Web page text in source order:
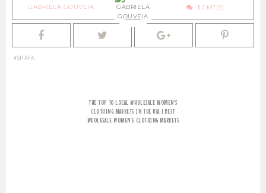
GABRIELA GOUVEIA 1
SHAFA
THE TOP 10 LOCAL WHOLESALE WOMEN'S
CLOTHING MARKETS IN THE USA | BEST
WHOLESALE WOMEN’S CLOTHING MARKETS